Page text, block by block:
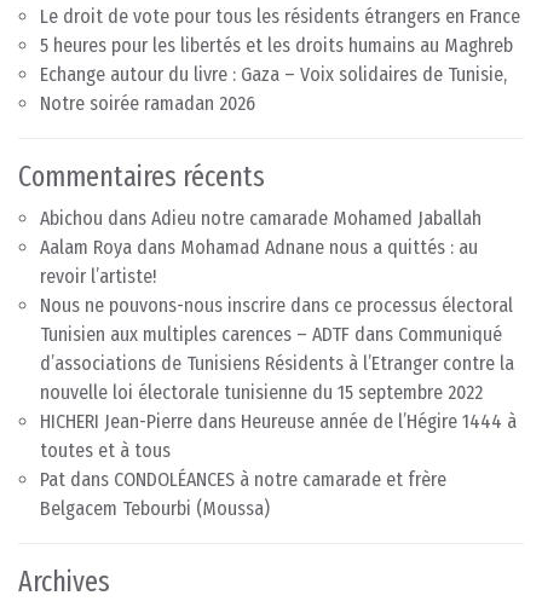
Le droit de vote pour tous les résidents étrangers en France
5 heures pour les libertés et les droits humains au Maghreb
Echange autour du livre : Gaza – Voix solidaires de Tunisie,
Notre soirée ramadan 2026
Commentaires récents
Abichou dans Adieu notre camarade Mohamed Jaballah
Aalam Roya dans Mohamad Adnane nous a quittés : au
revoir l’artiste!
Nous ne pouvons-nous inscrire dans ce processus électoral
Tunisien aux multiples carences – ADTF dans Communiqué
d’associations de Tunisiens Résidents à l’Etranger contre la
nouvelle loi électorale tunisienne du 15 septembre 2022
HICHERI Jean-Pierre dans Heureuse année de l’Hégire 1444 à
toutes et à tous
Pat dans CONDOLÉANCES à notre camarade et frère
Belgacem Tebourbi (Moussa)
Archives